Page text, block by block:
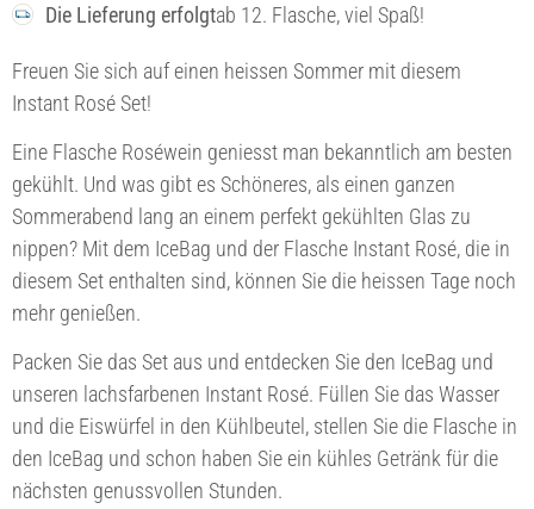
Die Lieferung erfolgtab 12. Flasche, viel Spaß!
Freuen Sie sich auf einen heissen Sommer mit diesem
Instant Rosé Set!
Eine Flasche Roséwein geniesst man bekanntlich am besten
gekühlt. Und was gibt es Schöneres, als einen ganzen
Sommerabend lang an einem perfekt gekühlten Glas zu
nippen? Mit dem IceBag und der Flasche Instant Rosé, die in
diesem Set enthalten sind, können Sie die heissen Tage noch
mehr genießen.
Packen Sie das Set aus und entdecken Sie den IceBag und
unseren lachsfarbenen Instant Rosé. Füllen Sie das Wasser
und die Eiswürfel in den Kühlbeutel, stellen Sie die Flasche in
den IceBag und schon haben Sie ein kühles Getränk für die
nächsten genussvollen Stunden.